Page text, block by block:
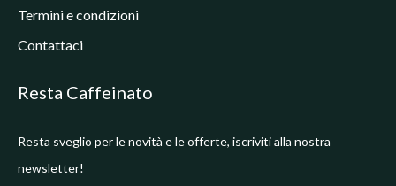
Termini e condizioni
Contattaci
Resta Caffeinato
Resta sveglio per le novità e le offerte, iscriviti alla nostra
newsletter!